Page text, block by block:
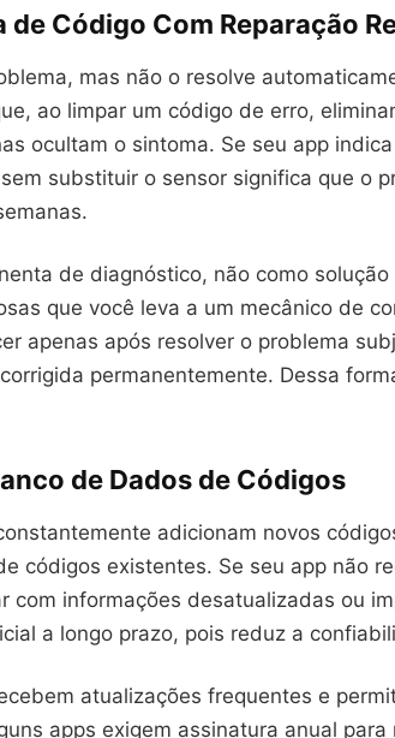
Código Com Reparação
mas não o resolve
ao limpar um código de erro,
ocultam o sintoma. Se seu app
substituir o sensor significa que o
de diagnóstico, não como solução
que você leva a um mecânico de
apenas após resolver o problema
permanentemente. Dessa
de Dados de Códigos
adicionam novos
códigos existentes. Se seu app não
com informações desatualizadas ou
a longo prazo, pois reduz a
atualizações frequentes e
apps exigem assinatura anual para